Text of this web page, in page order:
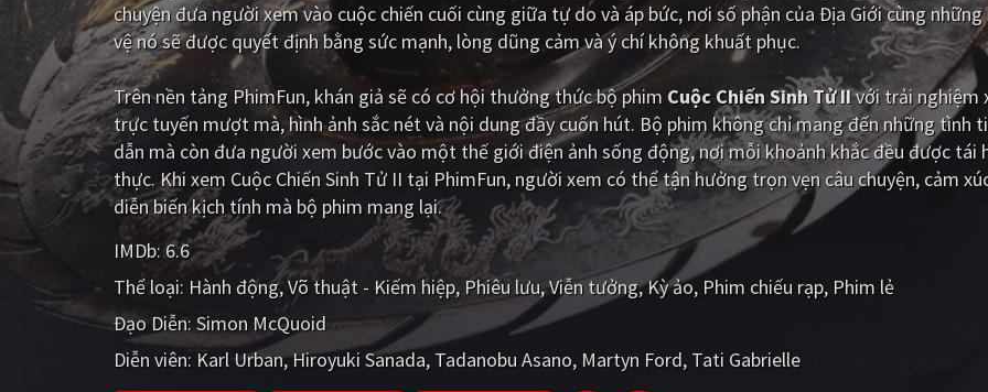
chuyện đưa người xem vào cuộc chiến cuối cùng giữa tự do và áp bức, nơi số phận của Địa Giới cùng
vệ nó sẽ được quyết định bằng sức mạnh, lòng dũng cảm và ý chí không khuất phục.
Trên nền tảng PhimFun, khán giả sẽ có cơ hội thưởng thức bộ phim Cuộc Chiến Sinh Tử IIvới trải nghiệm
trực tuyến mượt mà, hình ảnh sắc nét và nội dung đầy cuốn hút. Bộ phim không chỉ mang đến những tình
dẫn mà còn đưa người xem bước vào một thế giới điện ảnh sống động, nơi mỗi khoảnh khắc đều được tái
thực. Khi xem Cuộc Chiến Sinh Tử II tại PhimFun, người xem có thể tận hưởng trọn vẹn câu chuyện, cảm
diễn biến kịch tính mà bộ phim mang lại.
IMDb:6.6
Thể loại: Hành động Võ thuật - Kiếm hiệp Phiêu lưu Viễn tưởng Kỳ ảo Phim chiếu rạp Phim lẻ
Đạo Diễn: Simon McQuoid
Diễn viên: Karl Urban Hiroyuki Sanada Tadanobu Asano Martyn Ford Tati Gabrielle